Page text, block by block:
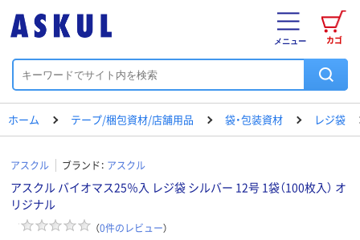
カゴ
メニュー
ホーム テープ/梱包資材/店舗用品 袋・包装資材 レジ袋
アスクル ブランド： アスクル
アスクル バイオマス25％入 レジ袋 シルバー 12号 1袋（100枚入） オ
リジナル
（0件のレビュー）